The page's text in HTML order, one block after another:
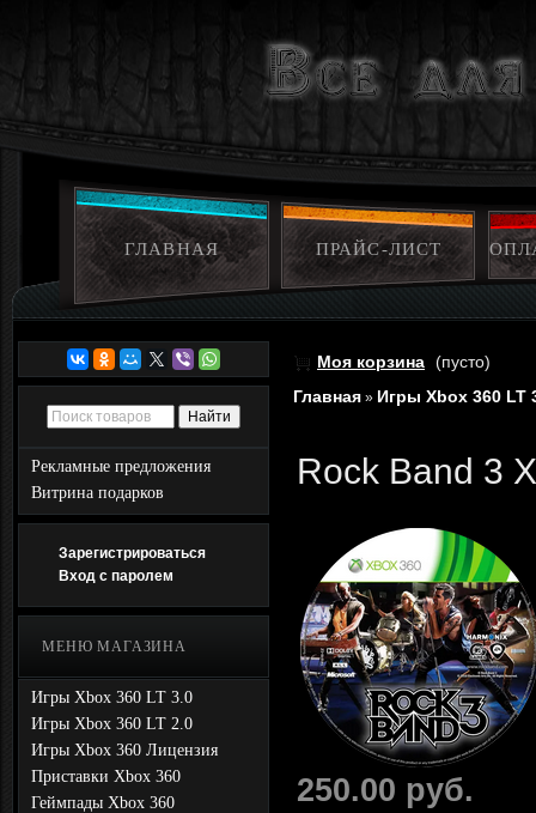
ГЛАВНАЯ ПРАЙС-ЛИСТ
Рекламные предложения
Витрина подарков
Зарегистрироваться
Вход с паролем
МЕНЮ МАГАЗИНА
Игры Xbox 360 LT 3.0
Игры Xbox 360 LT 2.0
Игры Xbox 360 Лицензия
Приставки Xbox 360
Геймпады Xbox 360
Моя корзина (пусто)
Главная » Игры Xbox 360 LT
Rock Band 3
250.00 руб.